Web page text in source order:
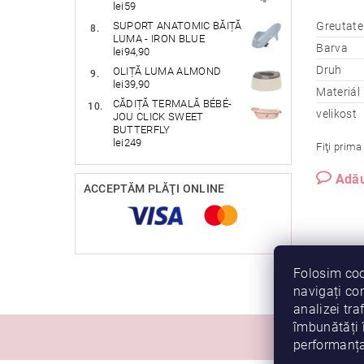
lei59
SUPORT ANATOMIC BĂIȚĂ
LUMA - IRON BLUE
lei94,90
OLIȚĂ LUMA ALMOND
lei39,90
CĂDIȚĂ TERMALĂ BÉBÉ-
JOU CLICK SWEET
BUTTERFLY
lei249
ACCEPTĂM PLĂŢI ONLINE
Greutate
Barva
Druh
Materiál
velikost
Fiţi
Vreau să fiu
Folosim
navigați
analizei
îmbunătăți